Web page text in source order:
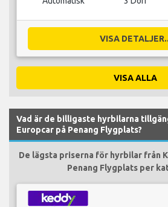
VISA
VISA ALLA
Vad är de billigaste hyrbilarna
Europcar på Penang Flygplats?
De lägsta priserna för hyrbilar från
Penang Flygplats per